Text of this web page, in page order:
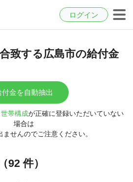
ログイン
致する広島市の給付金
付金を自動抽出
世帯構成が正確に登録いただいていない
場合は
せんのでご注意ください。
92 件）